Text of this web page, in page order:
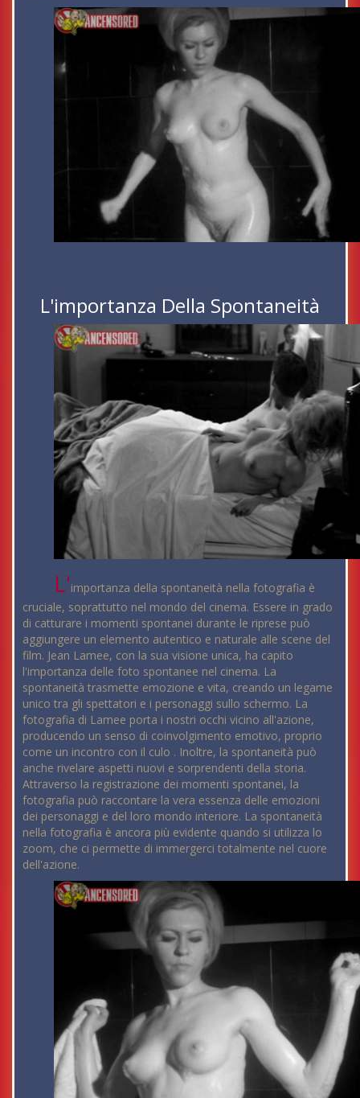
L'importanza Della Spontaneità
L'importanza della spontaneità nella fotografia è
cruciale, soprattutto nel mondo del cinema. Essere in grado
di catturare i momenti spontanei durante le riprese può
aggiungere un elemento autentico e naturale alle scene del
film. Jean Lamee, con la sua visione unica, ha capito
l'importanza delle foto spontanee nel cinema. La
spontaneità trasmette emozione e vita, creando un legame
unico tra gli spettatori e i personaggi sullo schermo. La
fotografia di Lamee porta i nostri occhi vicino all'azione,
producendo un senso di coinvolgimento emotivo, proprio
come un incontro con il culo . Inoltre, la spontaneità può
anche rivelare aspetti nuovi e sorprendenti della storia.
Attraverso la registrazione dei momenti spontanei, la
fotografia può raccontare la vera essenza delle emozioni
dei personaggi e del loro mondo interiore. La spontaneità
nella fotografia è ancora più evidente quando si utilizza lo
zoom, che ci permette di immergerci totalmente nel cuore
dell'azione.